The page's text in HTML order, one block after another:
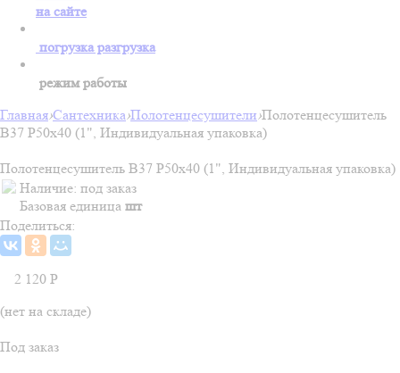
на сайте
погрузка разгрузка
режим работы
Главная›Сантехника›Полотенцесушители›Полотенцесушитель
В37 Р50х40 (1", Индивидуальная упаковка)
Полотенцесушитель В37 Р50х40 (1", Индивидуальная упаковка)
Наличие: под заказ
Базовая единица шт
Поделиться:
2 120 Р
(нет на складе)
Под заказ